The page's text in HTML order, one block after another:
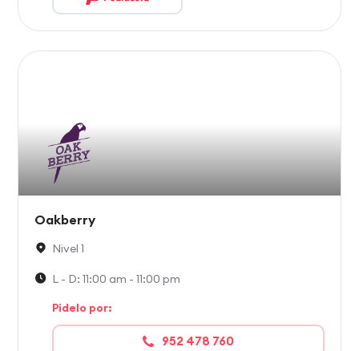
Oakberry
Nivel 1
L - D: 11:00 am - 11:00 pm
Pidelo por:
952 478 760